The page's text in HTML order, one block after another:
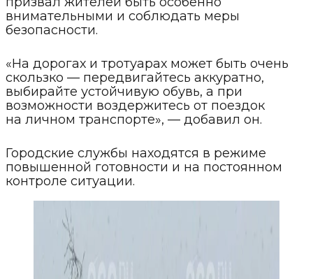
внимательными и соблюдать меры
безопасности.
«На дорогах и тротуарах может быть очень
скользко — передвигайтесь аккуратно,
выбирайте устойчивую обувь, а при
возможности воздержитесь от поездок
на личном транспорте», — добавил он.
Городские службы находятся в режиме
повышенной готовности и на постоянном
контроле ситуации.